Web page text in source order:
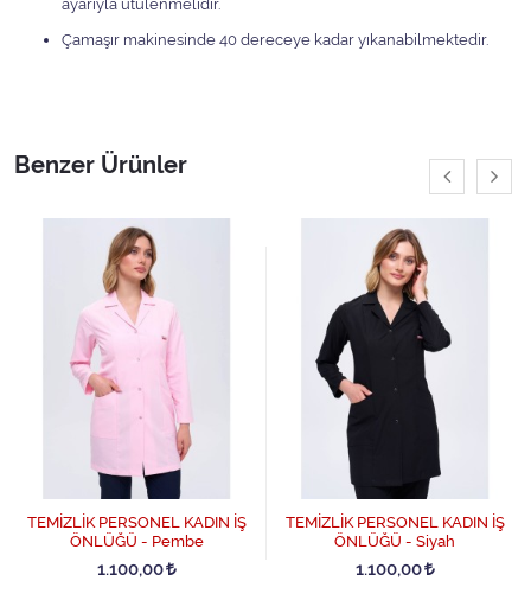
ayarıyla ütülenmelidir.
Çamaşır makinesinde 40 dereceye kadar yıkanabilmektedir.
Benzer Ürünler
TEMİZLİK PERSONEL KADIN İŞ
ÖNLÜĞÜ - Pembe
1.100,00
TEMİZLİK PERSONEL KADIN İŞ
ÖNLÜĞÜ - Siyah
1.100,00